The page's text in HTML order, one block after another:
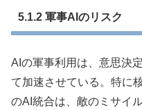
5.1.2 軍事AIのリスク
AIの軍事利用は、意思決
て加速させている。特に
のAI統合は、敵のミサイ